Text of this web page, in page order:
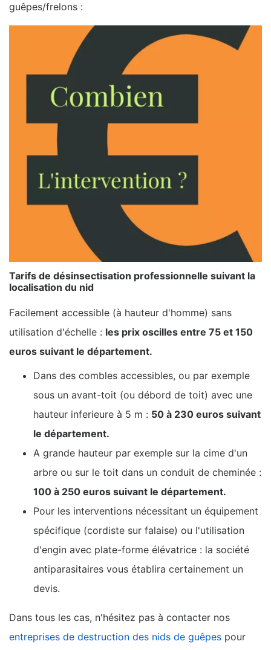
guêpes/frelons :
Tarifs de désinsectisation professionnelle suivant la
localisation du nid
Facilement accessible (à hauteur d'homme) sans
utilisation d'échelle : les prix oscilles entre 75 et 150
euros suivant le département.
Dans des combles accessibles, ou par exemple
sous un avant-toit (ou débord de toit) avec une
hauteur inferieure à 5 m : 50 à 230 euros suivant
le département.
A grande hauteur par exemple sur la cime d'un
arbre ou sur le toit dans un conduit de cheminée :
100 à 250 euros suivant le département.
Pour les interventions nécessitant un équipement
spécifique (cordiste sur falaise) ou l'utilisation
d'engin avec plate-forme élévatrice : la société
antiparasitaires vous établira certainement un
devis.
Dans tous les cas, n'hésitez pas à contacter nos
entreprises de destruction des nids de guêpes pour